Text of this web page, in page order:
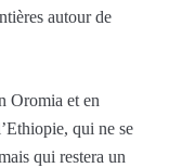
autour de
Oromia et en
qui ne se
qui restera un